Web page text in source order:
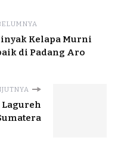
Kelapa Murni
di Padang Aro